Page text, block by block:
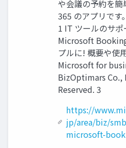
や会議の予約を
365 のアプリです
1 IT ツールのサ
Microsoft
プルに! 概要や使
Microsoft for
BizOptimars Co.,
Reserved. 3
https://
jp/area/biz/
microsoft-